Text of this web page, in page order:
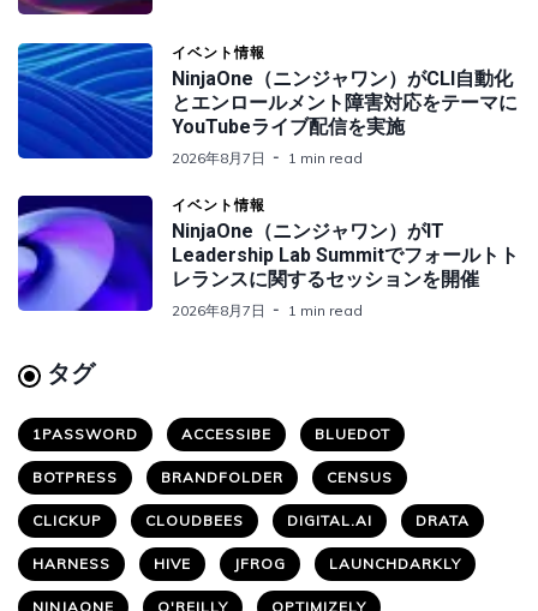
イベント情報
NinjaOne（ニンジャワン）がCLI自動化
とエンロールメント障害対応をテーマに
YouTubeライブ配信を実施
2026年8月7日 1 min read
イベント情報
NinjaOne（ニンジャワン）がIT
Leadership Lab Summitでフォールトト
レランスに関するセッションを開催
2026年8月7日 1 min read
タグ
1PASSWORD ACCESSIBE BLUEDOT
BOTPRESS BRANDFOLDER CENSUS
CLICKUP CLOUDBEES DIGITAL.AI DRATA
HARNESS HIVE JFROG LAUNCHDARKLY
NINJAONE O'REILLY OPTIMIZELY